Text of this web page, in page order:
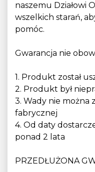
naszemu Działowi
wszelkich starań,
pomóc.
Gwarancja nie
1. Produkt został
2. Produkt był
3. Wady nie można
fabrycznej
4. Od daty
ponad 2 lata
PRZEDŁUŻONA